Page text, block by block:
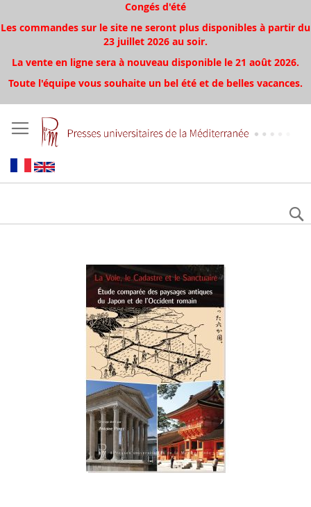
Congés d'été
Les commandes sur le site ne seront plus disponibles à partir du
23 juillet 2026 au soir.
La vente en ligne sera à nouveau disponible le 21 août 2026.
Toute l'équipe vous souhaite un bel été et de belles vacances.